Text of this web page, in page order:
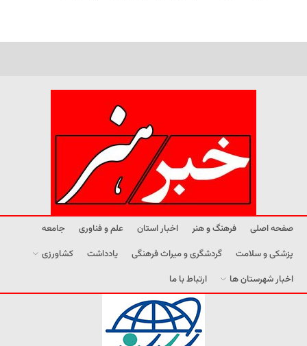
صفحه اصلی فرهنگ و هنر اخبار استان علم و فناوری
جامعه
پزشکی و سلامت
گردشگری و میراث فرهنگی یادداشت
کشاورزی
اخبار شهرستان ها
ارتباط با ما